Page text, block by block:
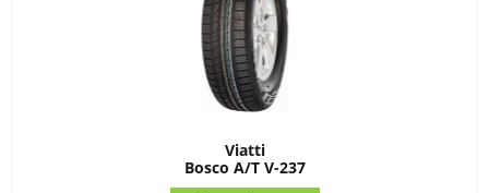
Viatti
Bosco A/T V-237